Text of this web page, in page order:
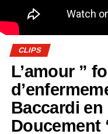
CLIPS
L’amour ”
Baccardi
Doucement